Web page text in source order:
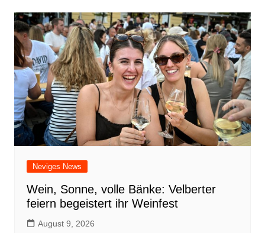
Neviges News
Wein, Sonne, volle Bänke: Velberter
feiern begeistert ihr Weinfest
August 9, 2026